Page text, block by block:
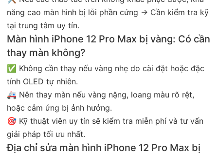
năng cao màn hình bị lỗi phần cứng → Cần kiểm tra kỹ
tại trung tâm uy tín.
Màn hình iPhone 12 Pro Max bị vàng: Có cần
thay màn không?
✅ Không cần thay nếu vàng nhẹ do cài đặt hoặc đặc
tính OLED tự nhiên.
🚑 Nên thay màn nếu vàng nặng, loang màu rõ rệt,
hoặc cảm ứng bị ảnh hưởng.
🎯 Kỹ thuật viên uy tín sẽ kiểm tra miễn phí và tư vấn
giải pháp tối ưu nhất.
Địa chỉ sửa màn hình iPhone 12 Pro Max bị